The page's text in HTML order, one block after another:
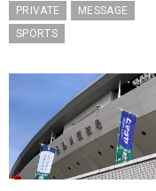
PRIVATE
MESSAGE
SPORTS